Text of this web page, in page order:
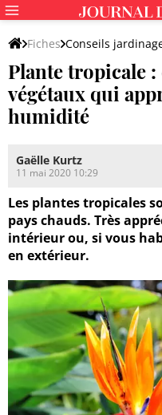
Fiches Conseils
Plantes extérieures
Plante tropicale
végétaux qui
humidité
Gaëlle Kurtz
11 mai 2020 10:29
Les plantes tropicales
pays chauds. Très
intérieur ou, si vous
en extérieur.